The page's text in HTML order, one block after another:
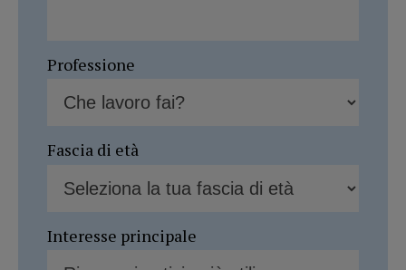
Professione
Fascia di età
Interesse principale